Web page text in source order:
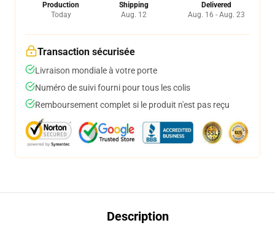
Production
Today
Shipping
Aug. 12
Delivered
Aug. 16 - Aug. 23
Transaction sécurisée
Livraison mondiale à votre porte
Numéro de suivi fourni pour tous les colis
Remboursement complet si le produit n'est pas reçu
Description